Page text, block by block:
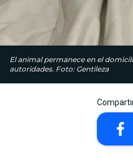
El animal permanece en el
autoridades. Foto: Gentileza